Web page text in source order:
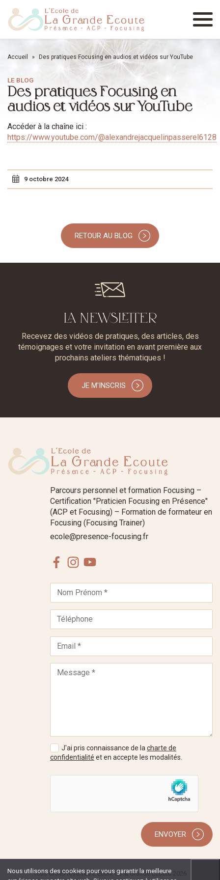
Menu
Accueil » Des pratiques Focusing en audios et vidéos sur YouTube
LE BLOG
Des pratiques Focusing en
audios et vidéos sur YouTube
Accéder à la chaîne ici :
https://www.youtube.com/@alexandrejacquelinpasserel6128
9 octobre 2024
RETOUR AU BLOG
LA NEWSLETTER
Recevez des vidéos de pratiques, des articles, des
témoignages et votre invitation en avant première aux
prochains ateliers thématiques !
JE M'INSCRIS
Parcours personnel et formation Focusing –
Certification "Praticien Focusing en Présence"
(ACP et Focusing) – Formation de formateur en
Focusing (Focusing Trainer)
ecole@presence-focusing.fr
FacebookInstagram
J'ai pris connaissance de lacharte de
confidentialité et en accepte les modalités.
ENVOYER
Tous droits réservés L'École de la Grande Écoute 2026
Nous utilisons des cookies pour vous garantir la meilleure